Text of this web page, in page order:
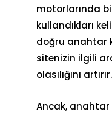
motorlarında
kullandıkları
doğru anahtar
sitenizin ilgili
olasılığını artırır.
Ancak,